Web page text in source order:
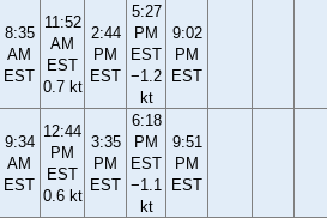
8:35
AM
EST
11:52
AM
EST
0.7 kt
2:44
PM
EST
5:27
PM
EST
−1.2
kt
9:02
PM
EST
9:34
AM
EST
12:44
PM
EST
0.6 kt
3:35
PM
EST
6:18
PM
EST
−1.1
kt
9:51
PM
EST